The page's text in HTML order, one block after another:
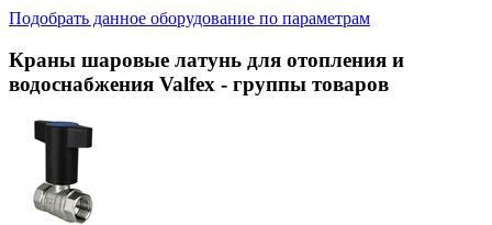
Подобрать данное оборудование по параметрам
Краны шаровые латунь для отопления и
водоснабжения Valfex - группы товаров